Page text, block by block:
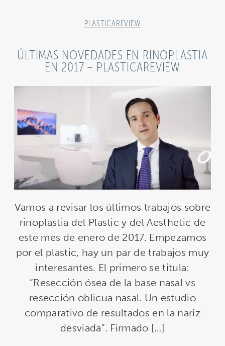
PLASTICAREVIEW
ÚLTIMAS NOVEDADES EN RINOPLASTIA
EN 2017 – PLASTICAREVIEW
Vamos a revisar los últimos trabajos sobre
rinoplastia del Plastic y del Aesthetic de
este mes de enero de 2017. Empezamos
por el plastic, hay un par de trabajos muy
interesantes. El primero se titula:
“Resección ósea de la base nasal vs
resección oblicua nasal. Un estudio
comparativo de resultados en la nariz
desviada”. Firmado […]